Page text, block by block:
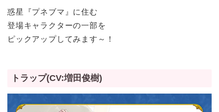
惑星『プネブマ』に住む
登場キャラクターの一部を
ピックアップしてみます～！
トラップ(CV:増田俊樹)